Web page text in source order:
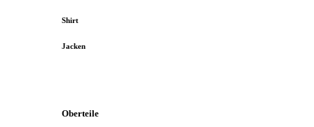
Shirt
Jacken
Oberteile